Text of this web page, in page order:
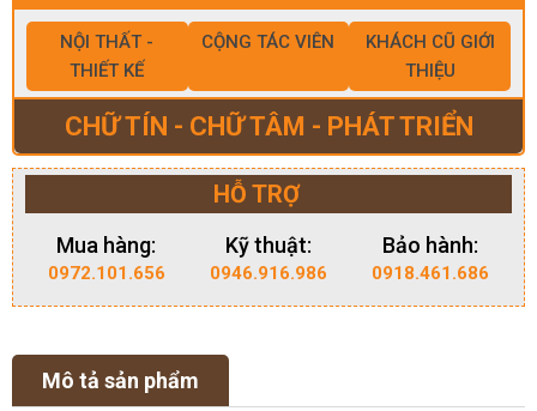
NỘI THẤT -
THIẾT KẾ
CỘNG TÁC VIÊN
KHÁCH CŨ GIỚI
THIỆU
CHỮ TÍN - CHỮ TÂM - PHÁT TRIỂN
HỖ TRỢ
Mua hàng:
0972.101.656
Kỹ thuật:
0946.916.986
Bảo hành:
0918.461.686
Mô tả sản phẩm